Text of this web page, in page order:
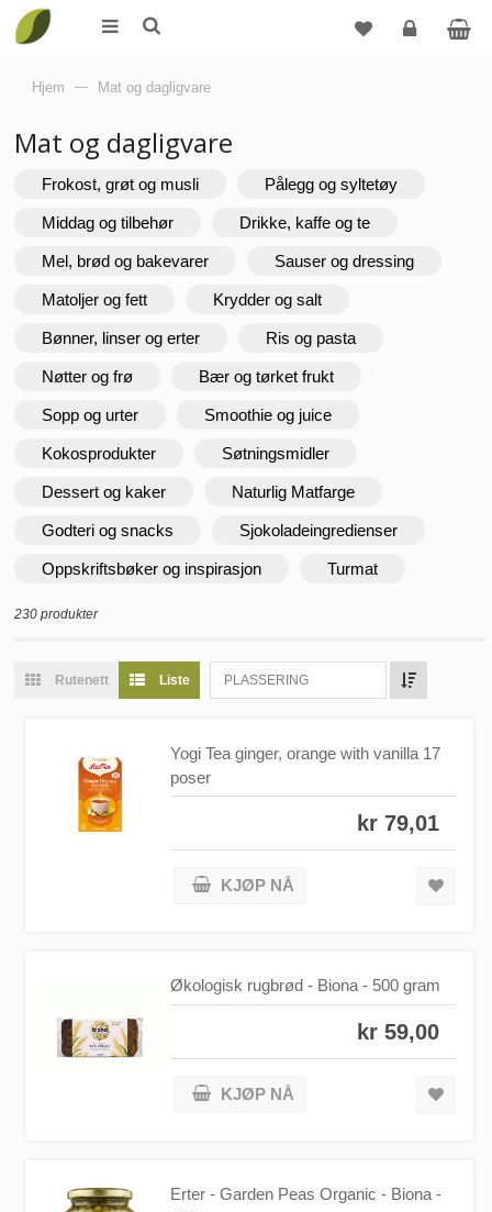
Hjem — Mat og dagligvare
Mat og dagligvare
Frokost, grøt og musli Pålegg og syltetøy
Middag og tilbehør Drikke, kaffe og te
Mel, brød og bakevarer Sauser og dressing
Matoljer og fett Krydder og salt
Bønner, linser og erter Ris og pasta
Nøtter og frø Bær og tørket frukt
Sopp og urter Smoothie og juice
Kokosprodukter Søtningsmidler
Dessert og kaker Naturlig Matfarge
Godteri og snacks Sjokoladeingredienser
Oppskriftsbøker og inspirasjon Turmat
230 produkter
Rutenett Liste PLASSERING
Yogi Tea ginger, orange with vanilla 17
poser
kr 79,01
KJØP NÅ
Økologisk rugbrød - Biona - 500 gram
kr 59,00
KJØP NÅ
Erter - Garden Peas Organic - Biona -